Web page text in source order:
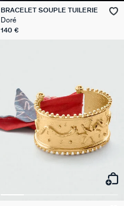
BRACELET SOUPLE TUILERIE
Doré
140 €